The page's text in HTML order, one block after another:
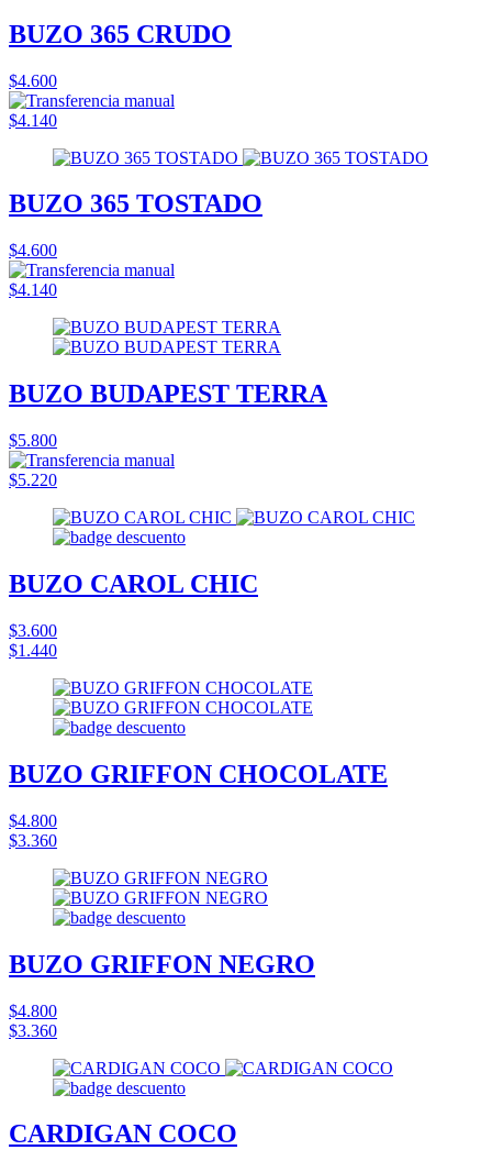
BUZO 365 CRUDO
$4.600
$4.140
BUZO 365 TOSTADO
$4.600
$4.140
BUZO BUDAPEST TERRA
$5.800
$5.220
BUZO CAROL CHIC
$3.600
$1.440
BUZO GRIFFON CHOCOLATE
$4.800
$3.360
BUZO GRIFFON NEGRO
$4.800
$3.360
CARDIGAN COCO